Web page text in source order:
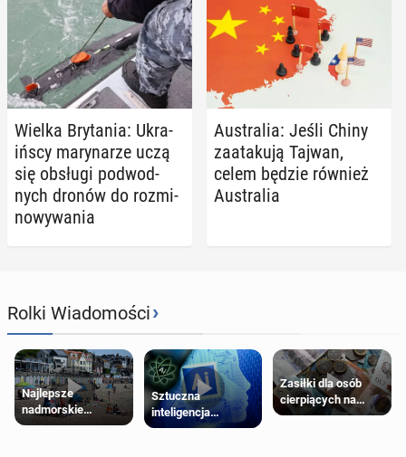
Wielka Bry­ta­nia: Ukra­
iń­scy ma­ry­na­rze uczą
się obsługi pod­wod­
nych dronów do roz­mi­
no­wy­wa­nia
Au­stra­lia: Jeśli Chiny
za­ata­ku­ją Tajwan,
celem będzie również
Au­stra­lia
Rolki Wiadomości›
Najlepsze
nadmorskie
miasteczko blisko
Sztuczna
inteligencja
próbowała oszukać
Zasiłki dla osób
cierpiących na
schorzenia